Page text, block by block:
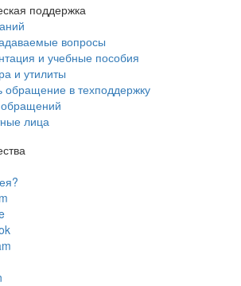
поддержка
вопросы
и учебные пособия
и утилиты
обращение в техподдержку
лица